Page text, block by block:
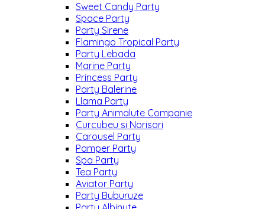
Sweet Candy Party
Space Party
Party Sirene
Flamingo Tropical Party
Party Lebada
Marine Party
Princess Party
Party Balerine
Llama Party
Party Animalute Companie
Curcubeu si Norisori
Carousel Party
Pamper Party
Spa Party
Tea Party
Aviator Party
Party Buburuze